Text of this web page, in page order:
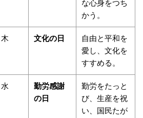
な心身をつち
かう。
木 文化の日
自由と平和を
愛し、文化を
すすめる。
水
勤労感謝
の日
勤労をたっと
び、生産を祝
い、国民たが